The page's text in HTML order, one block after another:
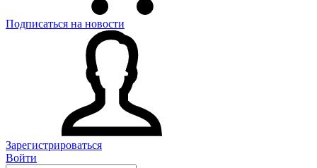
Подписаться на новости
Зарегистрироваться
Войти